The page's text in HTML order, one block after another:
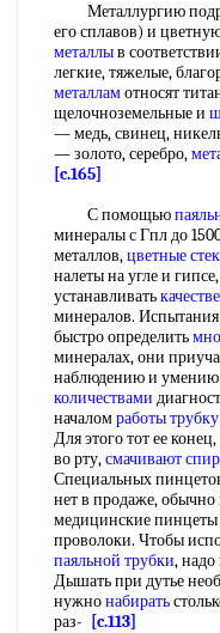
Металлургию
его сплавов) и
металлыв
легкие, тяжелые,
металламотносят
щелочноземельные и
— медь, свинец,
— золото, серебро,
[c.165]
С помощью
минералы с Гпл до
металлов,цветные
налеты на угле и
устанавливать
минералов. Испытания
быстро определить
минералах, они
наблюдению и умению
количествами
началомработы трубку
Для этого тот ее
во рту,смачивают
Специальных
нет в продаже,
медицинские пинцеты
проволоки. Чтобы
паяльной трубки, надо
Дышать при дутье
нужнонабирать
раз-
[c.113]